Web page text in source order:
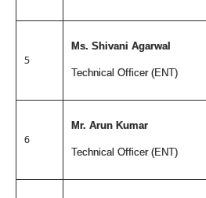
5
Ms. Shivani Agarwal
Technical Officer (ENT)
6
Mr. Arun Kumar
Technical Officer (ENT)